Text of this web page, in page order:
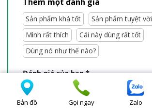
Sản phẩm khá tốt
Sản phẩm tuyệt vời
Mình rất thích
Cái này dùng rất tốt
Dùng nó như thế nào?
Đánh giá của bạn*
1 trên 5 sao
2 trên 5 sao
3 trên 5 sao
4 trên 5 sao
Bản đồ Gọi ngay Zalo